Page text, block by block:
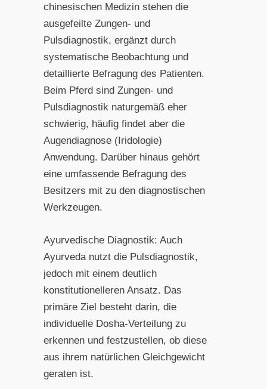
chinesischen Medizin stehen die
ausgefeilte Zungen- und
Pulsdiagnostik, ergänzt durch
systematische Beobachtung und
detaillierte Befragung des Patienten.
Beim Pferd sind Zungen- und
Pulsdiagnostik naturgemäß eher
schwierig, häufig findet aber die
Augendiagnose (Iridologie)
Anwendung. Darüber hinaus gehört
eine umfassende Befragung des
Besitzers mit zu den diagnostischen
Werkzeugen.
Ayurvedische Diagnostik: Auch
Ayurveda nutzt die Pulsdiagnostik,
jedoch mit einem deutlich
konstitutionelleren Ansatz. Das
primäre Ziel besteht darin, die
individuelle Dosha-Verteilung zu
erkennen und festzustellen, ob diese
aus ihrem natürlichen Gleichgewicht
geraten ist.